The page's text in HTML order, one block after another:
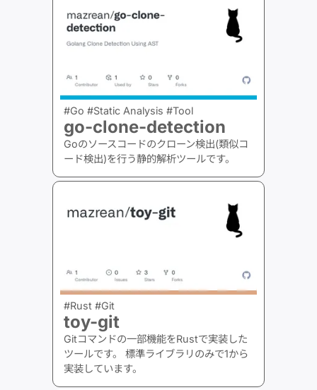
#Go #Static Analysis #Tool
go-clone-detection
Goのソースコードのクローン検出(類似コ
ード検出)を行う静的解析ツールです。
#Rust #Git
toy-git
Gitコマンドの一部機能をRustで実装した
ツールです。 標準ライブラリのみで1から
実装しています。